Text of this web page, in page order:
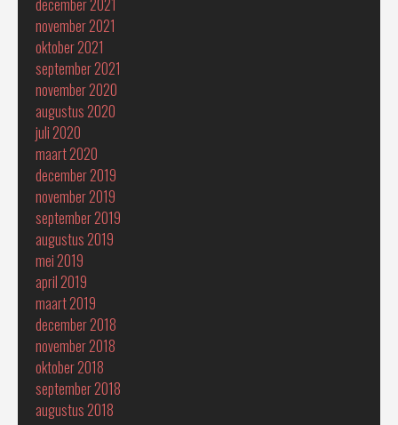
december 2021
november 2021
oktober 2021
september 2021
november 2020
augustus 2020
juli 2020
maart 2020
december 2019
november 2019
september 2019
augustus 2019
mei 2019
april 2019
maart 2019
december 2018
november 2018
oktober 2018
september 2018
augustus 2018